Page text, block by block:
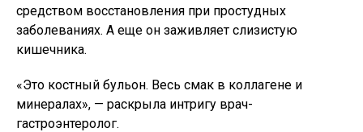
средством восстановления при простудных
заболеваниях. А еще он заживляет слизистую
кишечника.
«Это костный бульон. Весь смак в коллагене и
минералах», — раскрыла интригу врач-
гастроэнтеролог.